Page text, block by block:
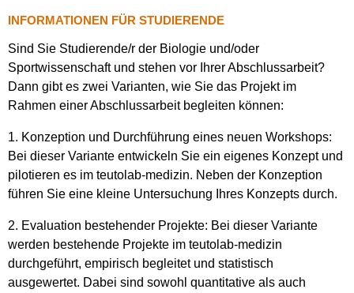
INFORMATIONEN FÜR STUDIERENDE
Sind Sie Studierende/r der Biologie und/oder
Sportwissenschaft und stehen vor Ihrer Abschlussarbeit?
Dann gibt es zwei Varianten, wie Sie das Projekt im
Rahmen einer Abschlussarbeit begleiten können:
1. Konzeption und Durchführung eines neuen Workshops:
Bei dieser Variante entwickeln Sie ein eigenes Konzept und
pilotieren es im teutolab-medizin. Neben der Konzeption
führen Sie eine kleine Untersuchung Ihres Konzepts durch.
2. Evaluation bestehender Projekte: Bei dieser Variante
werden bestehende Projekte im teutolab-medizin
durchgeführt, empirisch begleitet und statistisch
ausgewertet. Dabei sind sowohl quantitative als auch